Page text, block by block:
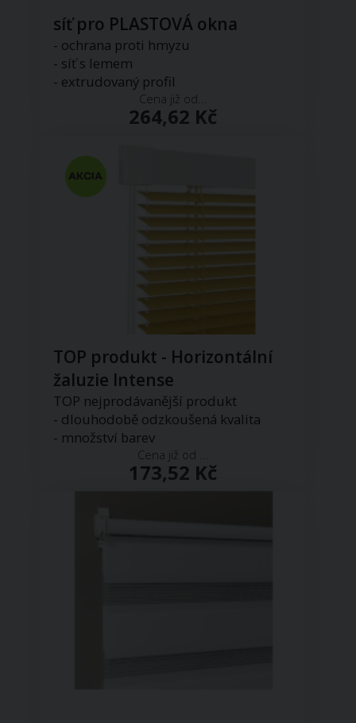
síť pro PLASTOVÁ okna
- ochrana proti hmyzu
- síť s lemem
- extrudovaný profil
Cena již od...
264,62 Kč
TOP produkt - Horizontální
žaluzie Intense
TOP nejprodávanější produkt
- dlouhodobě odzkoušená kvalita
- množství barev
Cena již od ...
173,52 Kč